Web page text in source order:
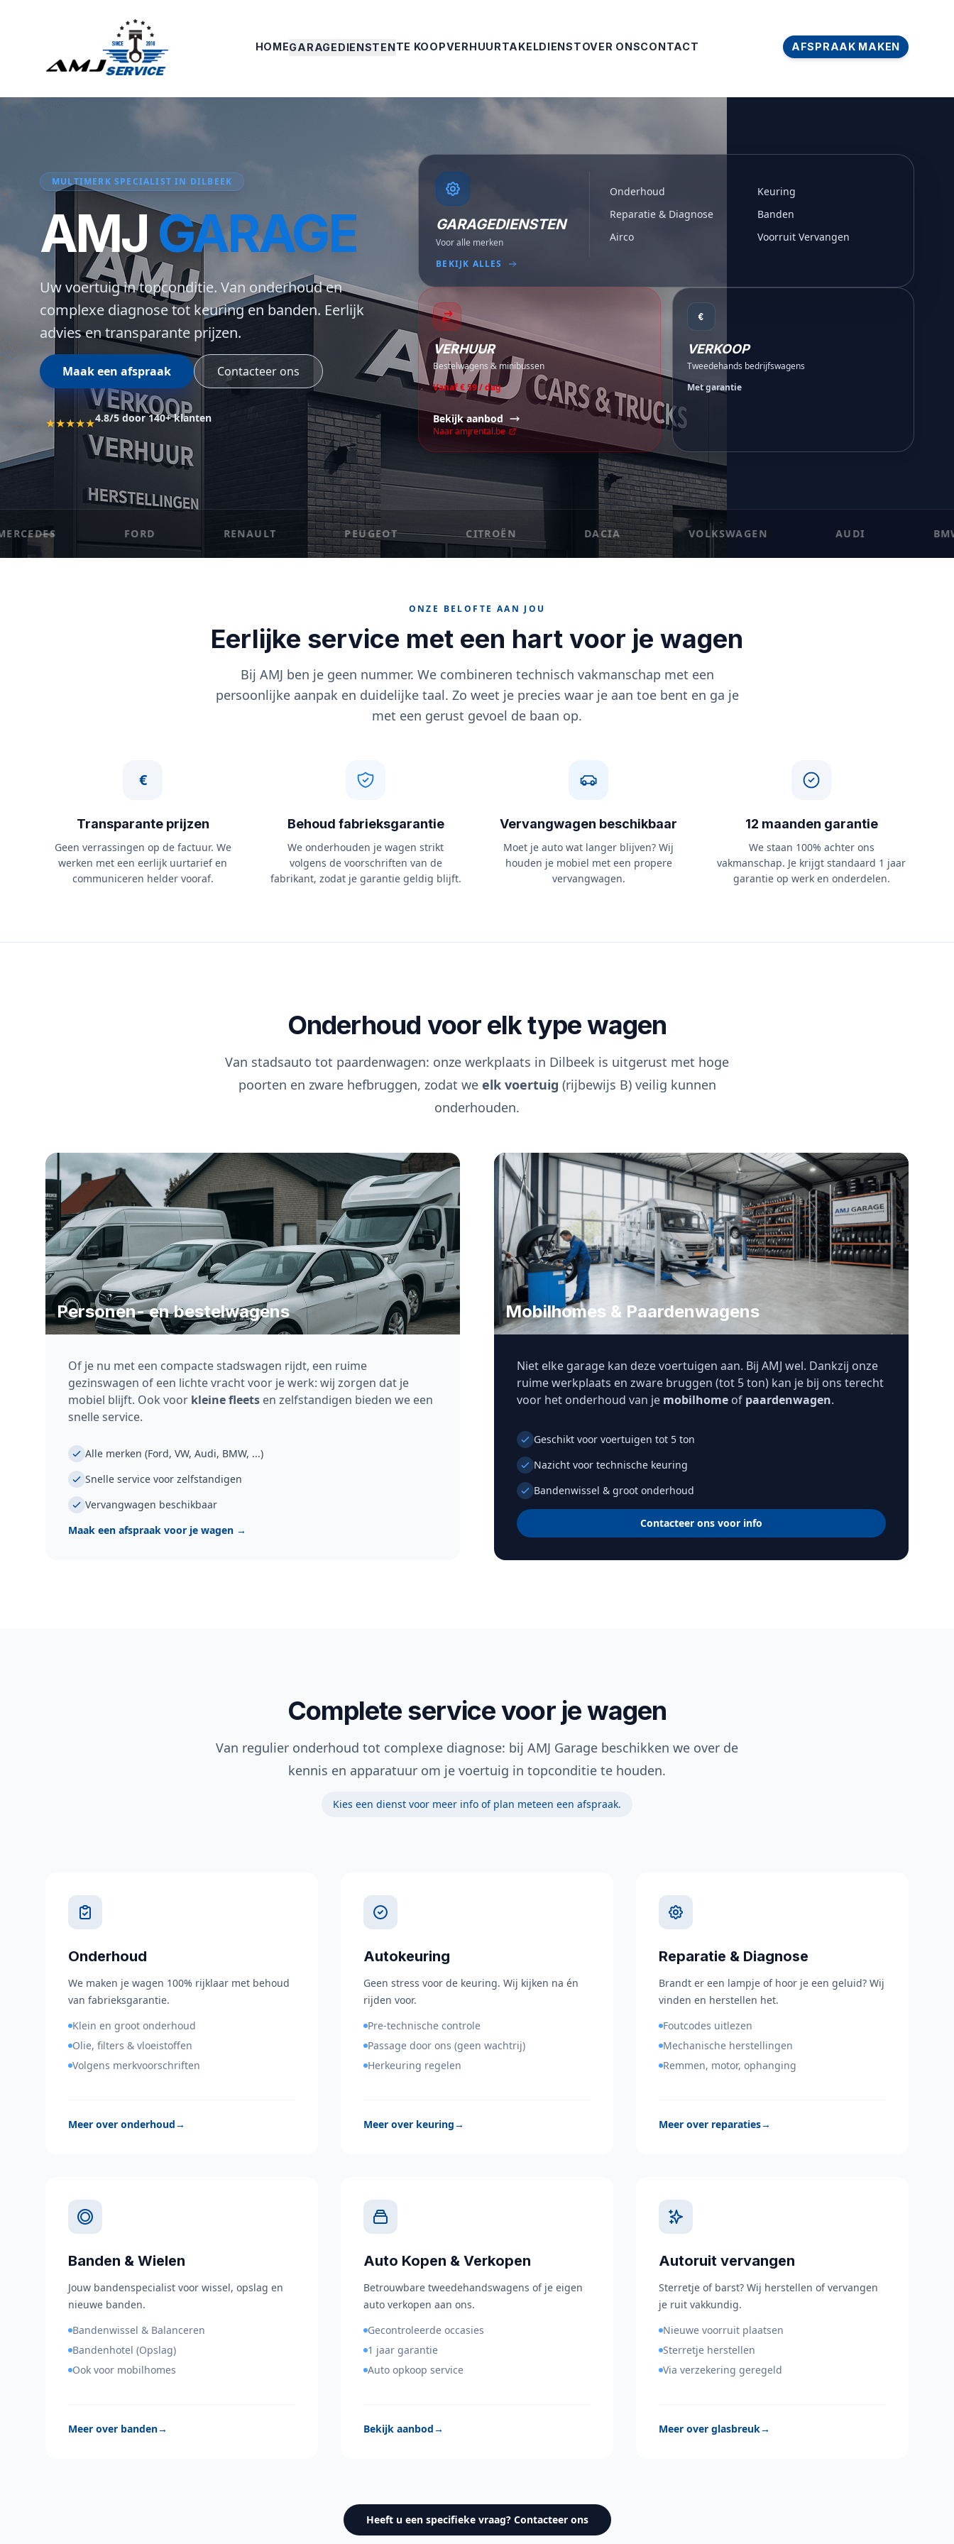
HOMEGARAGEDIENSTENTE KOOPVERHUURTAKELDIENSTOVER ONSCONTACT AFSPRAAK MAKEN
MULTIMERK SPECIALIST IN DILBEEK
AMJGARAGE
Uw voertuig in topconditie. Van onderhoud en
complexe diagnose tot keuring en banden. Eerlijk
advies en transparante prijzen.
Maak een afspraak Contacteer ons
★★★★★4.8/5 door 140+ klanten
GARAGEDIENSTEN
Voor alle merken
BEKIJK ALLES
Onderhoud
Keuring
Reparatie & Diagnose
Banden
Airco
Voorruit Vervangen
VERHUUR
Bestelwagens & minibussen
Vanaf € 59 / dag
Bekijk aanbod
Naar amjrental.be
VERKOOP
Tweedehands bedrijfswagens
Met garantie
RENAULT PEUGEOT CITROËN VOLKSWAGEN
ONZE BELOFTE AAN JOU
Eerlijke service met een hart voor je wagen
Bij AMJ ben je geen nummer. We combineren technisch vakmanschap met een
persoonlijke aanpak en duidelijke taal. Zo weet je precies waar je aan toe bent en ga je
met een gerust gevoel de baan op.
€
Transparante prijzen
Geen verrassingen op de factuur. We
werken met een eerlijk uurtarief en
communiceren helder vooraf.
Behoud fabrieksgarantie
We onderhouden je wagen strikt
volgens de voorschriften van de
fabrikant, zodat je garantie geldig blijft.
Vervangwagen beschikbaar
Moet je auto wat langer blijven? Wij
houden je mobiel met een propere
vervangwagen.
12 maanden garantie
We staan 100% achter ons
vakmanschap. Je krijgt standaard 1 jaar
garantie op werk en onderdelen.
Onderhoud voor elk type wagen
Van stadsauto tot paardenwagen: onze werkplaats in Dilbeek is uitgerust met hoge
poorten en zware hefbruggen, zodat we elk voertuig (rijbewijs B) veilig kunnen
onderhouden.
Personen- en bestelwagens
Of je nu met een compacte stadswagen rijdt, een ruime
gezinswagen of een lichte vracht voor je werk: wij zorgen dat je
mobiel blijft. Ook voor kleine fleets en zelfstandigen bieden we een
snelle service.
Alle merken (Ford, VW, Audi, BMW, ...)
Snelle service voor zelfstandigen
Vervangwagen beschikbaar
Maak een afspraak voor je wagen →
Mobilhomes & Paardenwagens
Niet elke garage kan deze voertuigen aan. Bij AMJ wel. Dankzij onze
ruime werkplaats en zware bruggen (tot 5 ton) kan je bij ons terecht
voor het onderhoud van je mobilhome of paardenwagen.
Geschikt voor voertuigen tot 5 ton
Nazicht voor technische keuring
Bandenwissel & groot onderhoud
Contacteer ons voor info
Complete service voor je wagen
Van regulier onderhoud tot complexe diagnose: bij AMJ Garage beschikken we over de
kennis en apparatuur om je voertuig in topconditie te houden.
Kies een dienst voor meer info of plan meteen een afspraak.
Onderhoud
We maken je wagen 100% rijklaar met behoud
van fabrieksgarantie.
Klein en groot onderhoud
Olie, filters & vloeistoffen
Volgens merkvoorschriften
Meer over onderhoud→
Autokeuring
Geen stress voor de keuring. Wij kijken na én
rijden voor.
Pre-technische controle
Passage door ons (geen wachtrij)
Herkeuring regelen
Meer over keuring→
Reparatie & Diagnose
Brandt er een lampje of hoor je een geluid? Wij
vinden en herstellen het.
Foutcodes uitlezen
Mechanische herstellingen
Remmen, motor, ophanging
Meer over reparaties→
Banden & Wielen
Jouw bandenspecialist voor wissel, opslag en
nieuwe banden.
Bandenwissel & Balanceren
Bandenhotel (Opslag)
Ook voor mobilhomes
Meer over banden→
Auto Kopen & Verkopen
Betrouwbare tweedehandswagens of je eigen
auto verkopen aan ons.
Gecontroleerde occasies
1 jaar garantie
Auto opkoop service
Bekijk aanbod→
Autoruit vervangen
Sterretje of barst? Wij herstellen of vervangen
je ruit vakkundig.
Nieuwe voorruit plaatsen
Sterretje herstellen
Via verzekering geregeld
Meer over glasbreuk→
Heeft u een specifieke vraag? Contacteer ons